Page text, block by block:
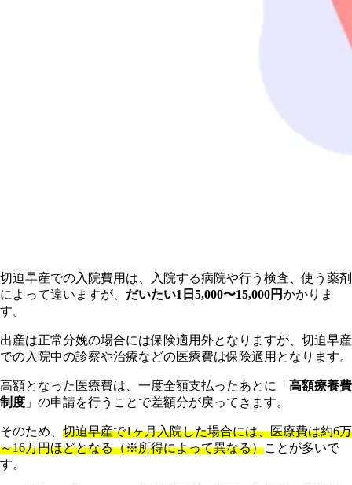
切迫早産での入院費用は、入院する病院や行う検査、使う薬剤
によって違いますが、 だいたい1日5,000〜15,000円かかりま
す。
出産は正常分娩の場合には保険適用外となりますが、切迫早産
での入院中の診察や治療などの医療費は保険適用となります。
高額となった医療費は、一度全額支払ったあとに「 高額療養費
制度 」の申請を行うことで差額分が戻ってきます。
そのため、 切迫早産で1ヶ月入院した場合には、医療費は約6万
～16万円ほどとなる（※所得によって異なる）ことが多いで
す。